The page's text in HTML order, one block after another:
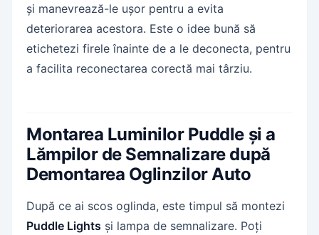
și manevrează-le ușor pentru a evita
deteriorarea acestora. Este o idee bună să
etichetezi firele înainte de a le deconecta, pentru
a facilita reconectarea corectă mai târziu.
Montarea Luminilor Puddle și a
Lămpilor de Semnalizare după
Demontarea Oglinzilor Auto
După ce ai scos oglinda, este timpul să montezi
Puddle Lights și lampa de semnalizare. Poți